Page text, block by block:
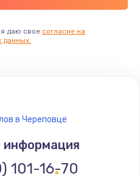
даю свое согласие на
данных.
в Череповце
информация
101-16-70